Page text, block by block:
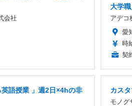
会社
大学
アデコ
愛
時
契
英語授業 」週2日×4hの非
カス
モノグ